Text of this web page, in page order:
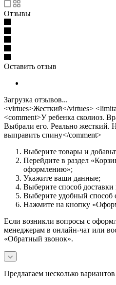
Отзывы
Оставить отзыв
Загрузка отзывов...
<virtues>Жесткий</virtues>
<comment>У ребенка сколиоз.
Выбрали его. Реально жесткий.
выправить спину</comment>
Выберите товары и
Перейдите в раздел
оформлению»;
Укажите ваши данные;
Выберите способ доставки
Выберите удобный способ
Нажмите на кнопку
Если возникли вопросы с
менеджерам в онлайн-чат или
«Обратный звонок».
Предлагаем несколько